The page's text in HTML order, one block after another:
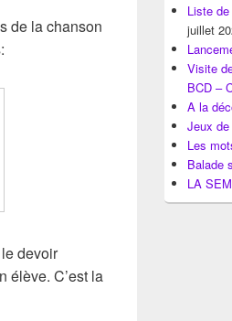
de la chanson
devoir
élève. C’est la
Liste
juillet
Visite
BCD –
A la
Jeux
Les
Balade
LA